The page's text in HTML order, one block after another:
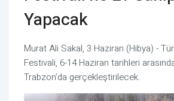
Yapacak
Murat Ali Sakal, 3 Haziran (Hibya) -
Festivali, 6-14 Haziran tarihleri
Trabzon’da gerçekleştirilecek.